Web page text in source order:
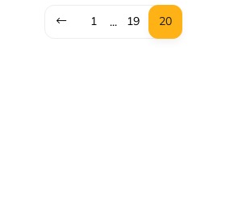
1 ... 19 20